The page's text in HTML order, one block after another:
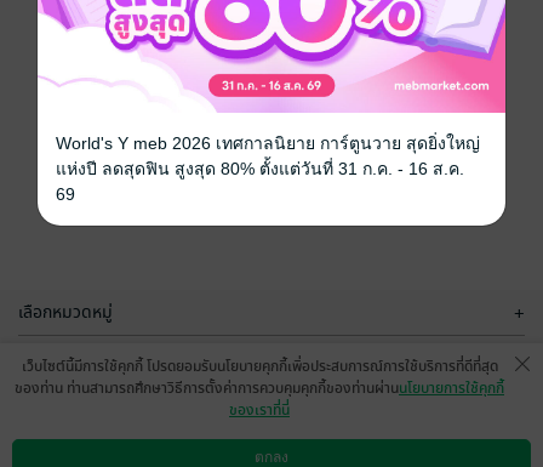
เลือกหมวดหมู่ +
บริการช่วยเหลือ +
เว็บไซต์นี้มีการใช้คุกกี้ โปรดยอมรับนโยบายคุกกี้เพื่อประสบการณ์การใช้บริการที่ดีที่สุด
ของท่าน ท่านสามารถศึกษาวิธีการตั้งค่าการควบคุมคุกกี้ของท่านผ่านนโยบายการใช้คุกกี้
ของเราที่นี่
ตกลง
World's Y meb 2026 เทศกาลนิยาย การ์ตูนวาย สุดยิ่งใหญ่
แห่งปี ลดสุดฟิน สูงสุด 80% ตั้งแต่วันที่ 31 ก.ค. - 16 ส.ค.
69